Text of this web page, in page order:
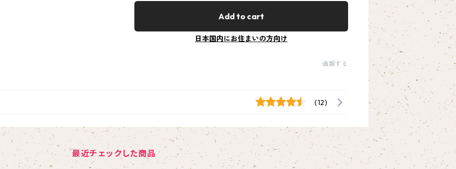
Add to cart
日本国内にお住まいの方向け
通報する
(12)
最近チェックした商品